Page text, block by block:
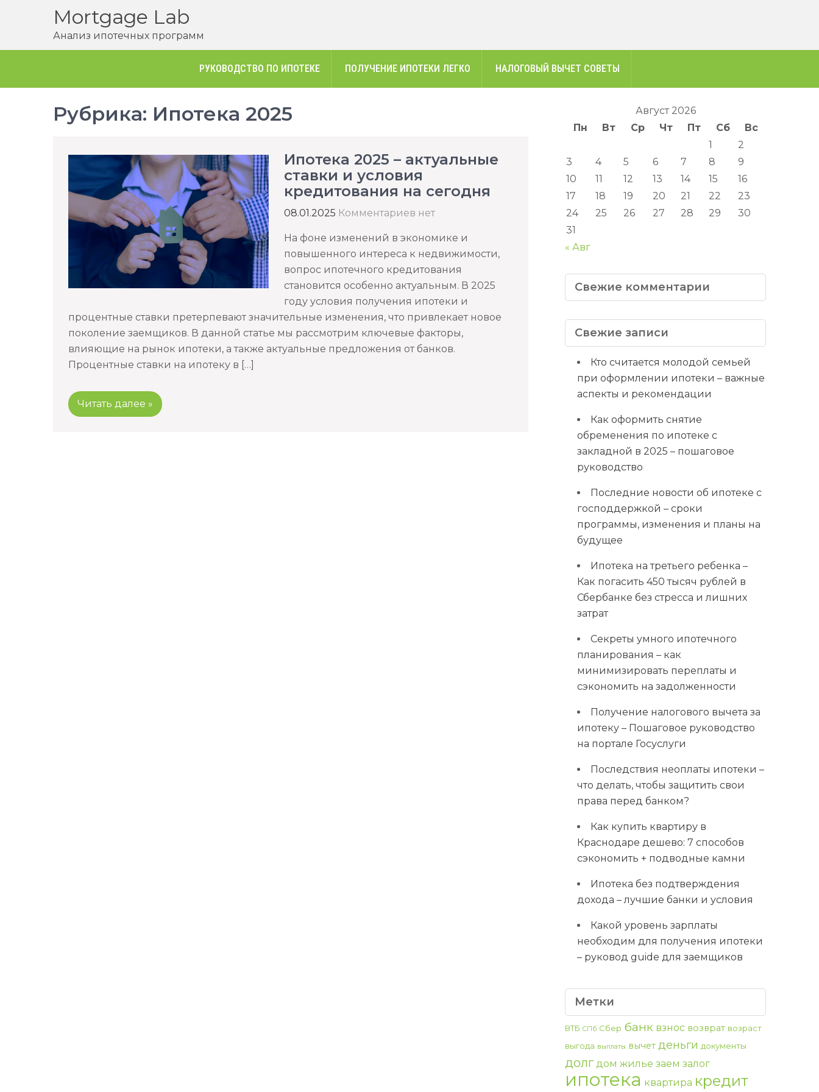
содержимому
Mortgage Lab
Анализ ипотечных программ
РУКОВОДСТВО ПО ИПОТЕКЕ ПОЛУЧЕНИЕ ИПОТЕКИ ЛЕГКО НАЛОГОВЫЙ ВЫЧЕТ СОВЕТЫ
Рубрика: Ипотека 2025
Ипотека 2025 – актуальные
ставки и условия
кредитования на сегодня
08.01.2025 Комментариев нет
На фоне изменений в экономике и
повышенного интереса к недвижимости,
вопрос ипотечного кредитования
становится особенно актуальным. В 2025
году условия получения ипотеки и
процентные ставки претерпевают значительные изменения, что привлекает новое
поколение заемщиков. В данной статье мы рассмотрим ключевые факторы,
влияющие на рынок ипотеки, а также актуальные предложения от банков.
Процентные ставки на ипотеку в […]
Читать далее »
Август 2026
Пн
Вт Ср Чт Пт Сб
Вс
1
2
3
4 5 6 7 8
9
10
11 12 13 14 15
16
17
18 19 20 21 22
23
24
25 26 27 28 29
30
31
« Авг
Свежие комментарии
Свежие записи
Кто считается молодой семьей
при оформлении ипотеки – важные
аспекты и рекомендации
Как оформить снятие
обременения по ипотеке с
закладной в 2025 – пошаговое
руководство
Последние новости об ипотеке с
господдержкой – сроки
программы, изменения и планы на
будущее
Ипотека на третьего ребенка –
Как погасить 450 тысяч рублей в
Сбербанке без стресса и лишних
затрат
Секреты умного ипотечного
планирования – как
минимизировать переплаты и
сэкономить на задолженности
Получение налогового вычета за
ипотеку – Пошаговое руководство
на портале Госуслуги
Последствия неоплаты ипотеки –
что делать, чтобы защитить свои
права перед банком?
Как купить квартиру в
Краснодаре дешево: 7 способов
сэкономить + подводные камни
Ипотека без подтверждения
дохода – лучшие банки и условия
Какой уровень зарплаты
необходим для получения ипотеки
– руковод guide для заемщиков
Метки
ВТБ СПб Сбер банк взнос возврат возраст
выгода выплаты вычет деньги документы
долг дом жилье заем залог
ипотека квартира кредит